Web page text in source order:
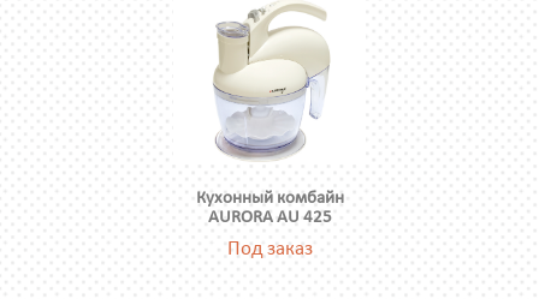
Кухонный комбайн
AURORA AU 425
Под заказ